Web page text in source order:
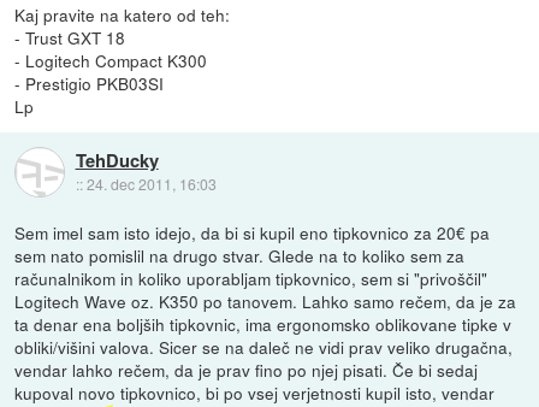
Kaj pravite na katero od teh:
- Trust GXT 18
- Logitech Compact K300
- Prestigio PKB03SI
Lp
TehDucky
::24. dec 2011, 16:03
Sem imel sam isto idejo, da bi si kupil eno tipkovnico za 20€ pa
sem nato pomislil na drugo stvar. Glede na to koliko sem za
računalnikom in koliko uporabljam tipkovnico, sem si "privoščil"
Logitech Wave oz. K350 po tanovem. Lahko samo rečem, da je za
ta denar ena boljših tipkovnic, ima ergonomsko oblikovane tipke v
obliki/višini valova. Sicer se na daleč ne vidi prav veliko drugačna,
vendar lahko rečem, da je prav fino po njej pisati. Če bi sedaj
kupoval novo tipkovnico, bi po vsej verjetnosti kupil isto, vendar